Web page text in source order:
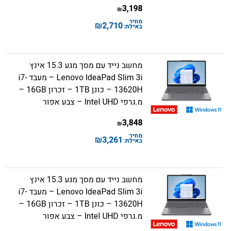
3,198
₪
מחיר
באילת:2,710
₪
מחשב נייד עם מסך מגע 15.3 אינץ
Lenovo IdeaPad Slim 3i – מעבד i7-
13620H – כונן 1TB – זכרון 16GB –
מ.גרפי Intel UHD – צבע אפור
3,848
₪
מחיר
באילת: 3,261
₪
מחשב נייד עם מסך מגע 15.3 אינץ
Lenovo IdeaPad Slim 3i – מעבד i7-
13620H – כונן 1TB – זכרון 16GB –
מ.גרפי Intel UHD – צבע אפור